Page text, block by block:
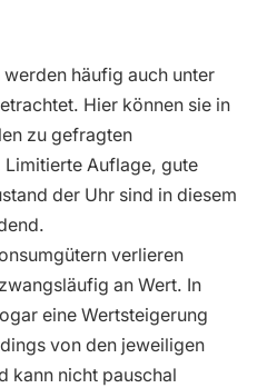
häufig auch unter
Hier können sie in
zu gefragten
Auflage, gute
der Uhr sind in diesem
verlieren
an Wert. In
eine Wertsteigerung
von den jeweiligen
kann nicht pauschal